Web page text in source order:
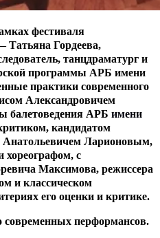
фестиваля
Татьяна Гордеева,
танцдраматург и
программы АРБ имени
практики современного
Александровичем
балетоведения АРБ имени
кандидатом
Анатольевичем Ларионовым,
хореографом, с
Максимова, режиссера
и классическом
его оценки и критике.
современных перформансов.